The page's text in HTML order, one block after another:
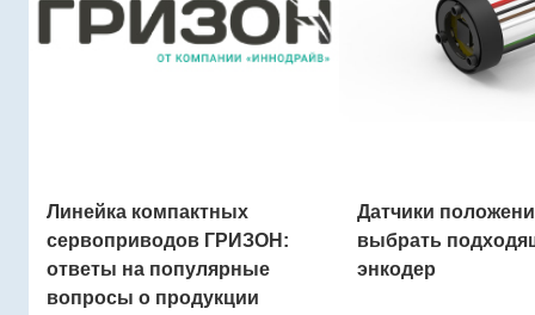
Линейка компактных
сервоприводов ГРИЗОН:
ответы на популярные
вопросы о продукции
Датчики
выбрать
энкодер